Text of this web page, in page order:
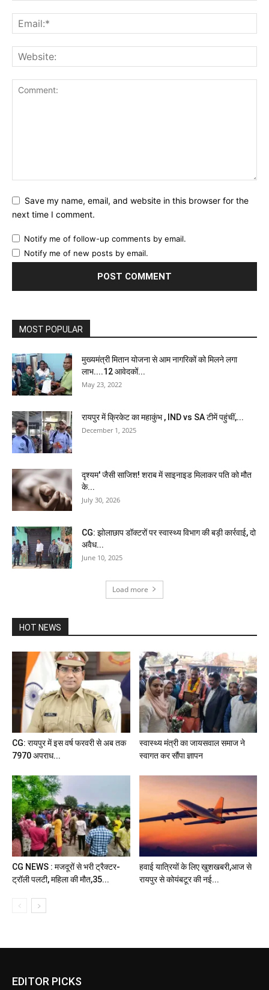
Save my name, email, and website in this browser for the
next time I comment.
Notify me of follow-up comments by email.
Notify me of new posts by email.
MOST POPULAR
मुख्यमंत्री मितान योजना से आम नागरिकों को मिलने लगा
लाभ....12 आवेदकों...
May 23, 2022
रायपुर में क्रिकेट का महाकुंभ , IND vs SA टीमें पहुंचीं,...
December 1, 2025
दृश्यम' जैसी साजिश! शराब में साइनाइड मिलाकर पति को मौत
के...
July 30, 2026
CG: झोलाछाप डॉक्टरों पर स्वास्थ्य विभाग की बड़ी कार्रवाई, दो
अवैध...
June 10, 2025
Load more
HOT NEWS
CG: रायपुर में इस वर्ष फरवरी से अब तक
7970 अपराध...
स्वास्थ्य मंत्री का जायसवाल समाज ने
स्वागत कर सौंपा ज्ञापन
CG NEWS : मजदूरों से भरी ट्रैक्टर-
ट्रॉली पलटी, महिला की मौत,35...
हवाई यात्रियों के लिए खुशखबरी,आज से
रायपुर से कोयंबटूर की नई...
EDITOR PICKS